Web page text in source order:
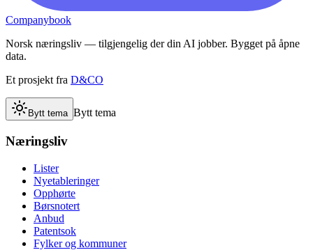
Companybook
Norsk næringsliv — tilgjengelig der din AI jobber. Bygget på åpne
data.
Et prosjekt fra D&CO
Bytt tema Bytt tema
Næringsliv
Lister
Nyetableringer
Opphørte
Børsnotert
Anbud
Patentsok
Fylker og kommuner